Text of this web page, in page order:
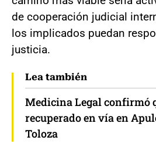
de cooperación judicial
los implicados puedan
justicia.
Lea también
Medicina Legal confirmó
recuperado en vía en
Toloza